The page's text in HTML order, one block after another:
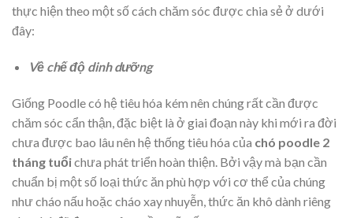
thực hiện theo một số cách chăm sóc được chia sẻ ở dưới
đây:
Về chế độ dinh dưỡng
Giống Poodle có hệ tiêu hóa kém nên chúng rất cần được
chăm sóc cẩn thận, đặc biệt là ở giai đoạn này khi mới ra đời
chưa được bao lâu nên hệ thống tiêu hóa của chó poodle 2
tháng tuổichưa phát triển hoàn thiện. Bởi vậy mà bạn cần
chuẩn bị một số loại thức ăn phù hợp với cơ thể của chúng
như cháo nấu hoặc cháo xay nhuyễn, thức ăn khô dành riêng